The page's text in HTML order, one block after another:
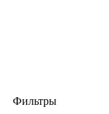
Фильтры